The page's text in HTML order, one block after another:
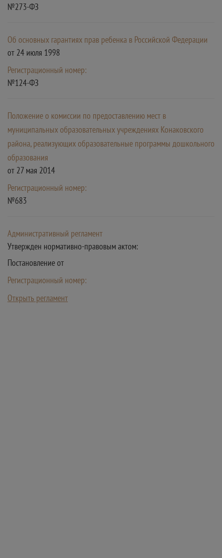
№273-ФЗ
Об основных гарантиях прав ребенка в Российской Федерации
от 24 июля 1998
Регистрационный номер:
№124-ФЗ
Положение о комиссии по предоставлению мест в
муниципальных образовательных учреждениях Конаковского
района, реализующих образовательные программы дошкольного
образования
от 27 мая 2014
Регистрационный номер:
№683
Административный регламент
Утвержден нормативно-правовым актом:
Постановление от
Регистрационный номер:
Открыть регламент